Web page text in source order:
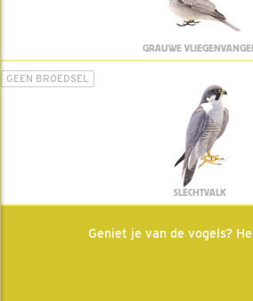
GRAUWE
GEEN BROEDSEL
SLECHTVALK
Geniet je van de vogels?